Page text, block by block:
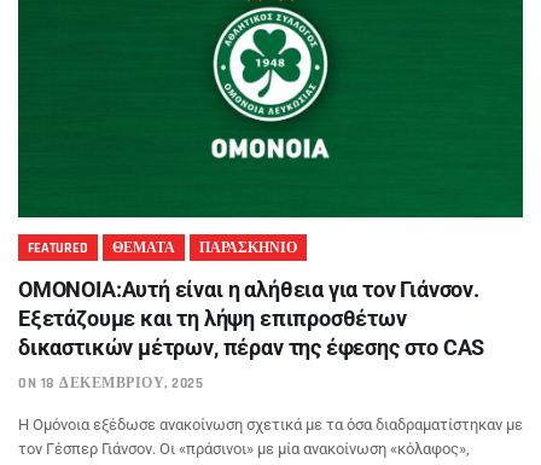
FEATURED ΘΕΜΑΤΑ ΠΑΡΑΣΚΗΝΙΟ
ΟΜΟΝΟΙΑ:Αυτή είναι η αλήθεια για τον Γιάνσον.
Εξετάζουμε και τη λήψη επιπροσθέτων
δικαστικών μέτρων, πέραν της έφεσης στο CAS
ON 18 ΔΕΚΕΜΒΡΊΟΥ, 2025
Η Ομόνοια εξέδωσε ανακοίνωση σχετικά με τα όσα διαδραματίστηκαν με
τον Γέσπερ Γιάνσον. Οι «πράσινοι» με μία ανακοίνωση «κόλαφος»,